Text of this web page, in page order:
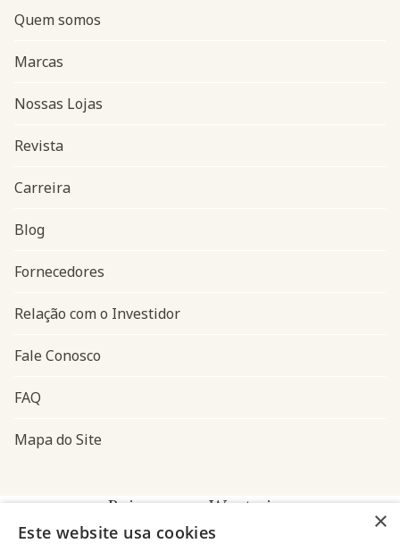
Navegação do rodapé
Quem somos
Marcas
Nossas Lojas
Revista
Carreira
Blog
Fornecedores
Relação com o Investidor
Fale Conosco
FAQ
Mapa do Site
Baixe o app Westwing
×
Este website usa cookies